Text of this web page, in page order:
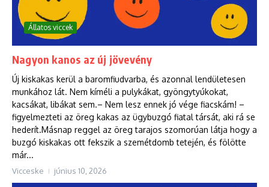
Állatos viccek
Nagyon kanos az új jövevény
Új kiskakas kerül a baromfiudvarba, és azonnal lendületesen
munkához lát. Nem kíméli a pulykákat, gyöngytyúkokat,
kacsákat, libákat sem.– Nem lesz ennek jó vége fiacskám! –
figyelmezteti az öreg kakas az ügybuzgó fiatal társát, aki rá se
hederít.Másnap reggel az öreg tarajos szomorúan látja hogy a
buzgó kiskakas ott fekszik a szemétdomb tetején, és fölötte
már...
Vicceske június 10, 2026